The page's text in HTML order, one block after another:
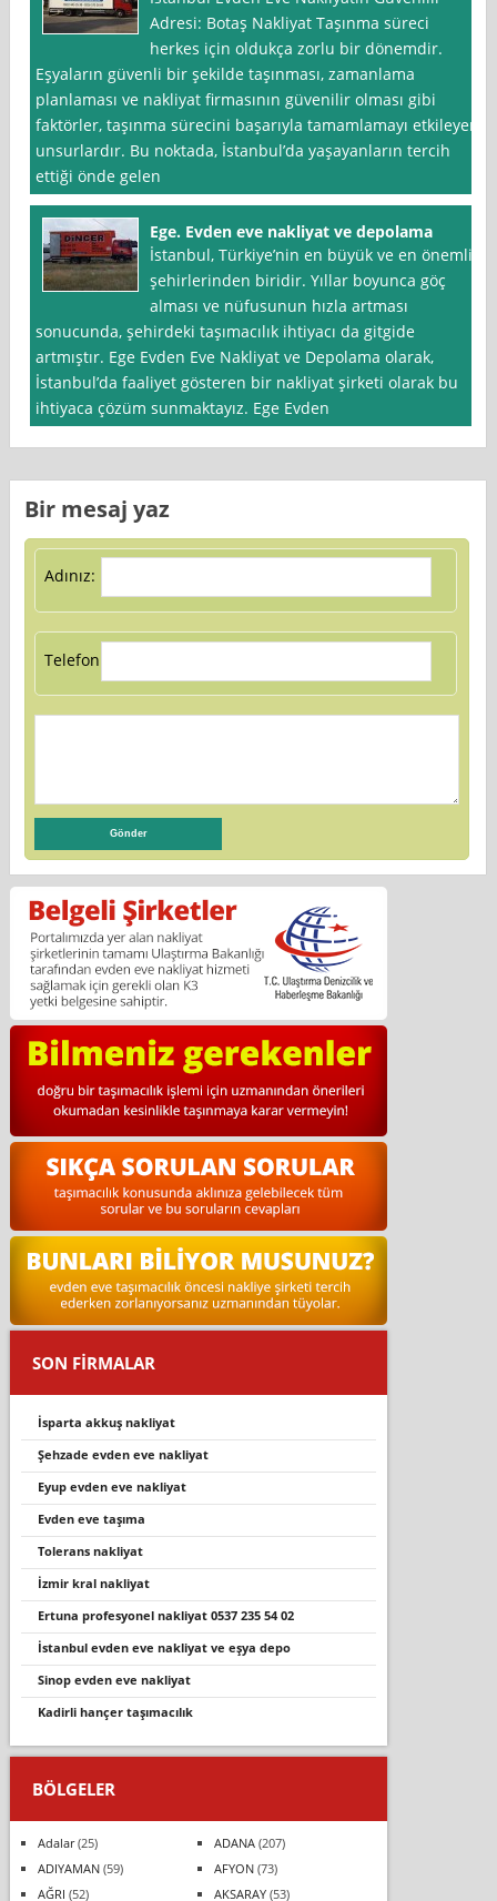
Adresi: Botaş Nakliyat Taşınma süreci
herkes için oldukça zorlu bir dönemdir.
Eşyaların güvenli bir şekilde taşınması, zamanlama
planlaması ve nakliyat firmasının güvenilir olması gibi
faktörler, taşınma sürecini başarıyla tamamlamayı etkileyen
unsurlardır. Bu noktada, İstanbul’da yaşayanların tercih
ettiği önde gelen
Ege. Evden eve nakliyat ve depolama
İstanbul, Türkiye’nin en büyük ve en önemli
şehirlerinden biridir. Yıllar boyunca göç
alması ve nüfusunun hızla artması
sonucunda, şehirdeki taşımacılık ihtiyacı da gitgide
artmıştır. Ege Evden Eve Nakliyat ve Depolama olarak,
İstanbul’da faaliyet gösteren bir nakliyat şirketi olarak bu
ihtiyaca çözüm sunmaktayız. Ege Evden
Bir mesaj yaz
Adınız:
Telefon:
SON FİRMALAR
i̇sparta akkuş nakliyat
şehzade evden eve nakliyat
eyup evden eve nakli̇yat
evden eve taşima
tolerans nakli̇yat
i̇zmir kral nakliyat
ertuna profesyonel nakliyat 0537 235 54 02
i̇stanbul evden eve nakli̇yat ve eşya depo
si̇nop evden eve nakli̇yat
kadirli hançer taşımacılık
BÖLGELER
Adalar(25) ADANA(207)
ADIYAMAN(59) AFYON(73)
AĞRI (52) AKSARAY(53)